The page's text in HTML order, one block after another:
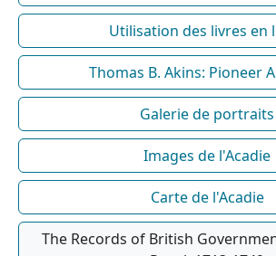
Utilisation des livres en
Thomas B. Akins: Pioneer
Galerie de portraits
Images de l'Acadie
Carte de l'Acadie
The Records of British